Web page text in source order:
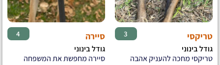
טריקסי 3
גודל בינוני
טריקסי מחכה להעניק אהבה
סיירה 4
גודל בינוני
סיירה מחפשת את המשפחה